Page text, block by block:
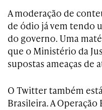
A moderação de
de ódio já vem tendo
do governo. Uma
que o Ministério da
supostas ameaças de
O Twitter também
Brasileira. A